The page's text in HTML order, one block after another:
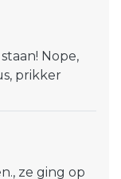
Nope,
prikker
ze ging op